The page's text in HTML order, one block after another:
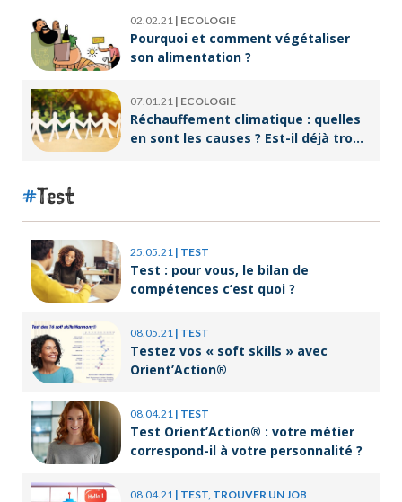
02.02.21 | ECOLOGIE
Pourquoi et comment végétaliser
son alimentation ?
07.01.21 | ECOLOGIE
Réchauffement climatique : quelles
en sont les causes ? Est-il déjà trop
Test
25.05.21 | TEST
Test : pour vous, le bilan de
compétences c’est quoi ?
08.05.21 | TEST
Testez vos « soft skills » avec
Orient’Action®
08.04.21 | TEST
Test Orient’Action® : votre métier
correspond-il à votre personnalité ?
08.04.21 | TEST, TROUVER UN JOB